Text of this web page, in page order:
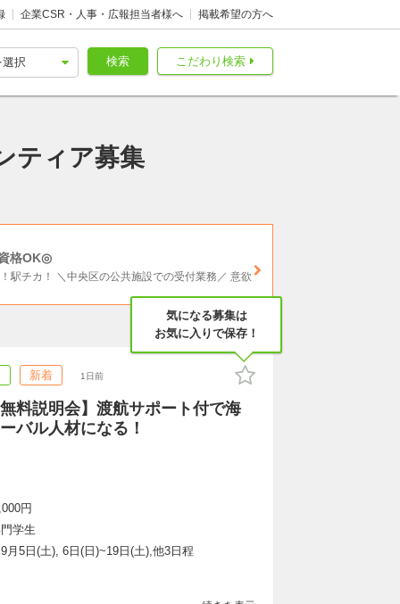
企業CSR・人事・広報担当者様へ 掲載希望の方へ
こだわり検索
検索
ティア募集
格OK◎
駅チカ！ ＼中央区の公共施設での受付業務／ 意欲
気になる募集は
お気に入りで保存！
新着 1日前
無料説明会】渡航サポート付で海
バル人材になる！
円
学生
月5日(土), 6日(日)~19日(土),他3日程